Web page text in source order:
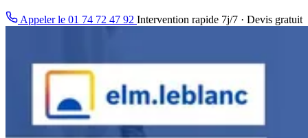
Appeler le 01 74 72 47 92 Intervention rapide 7j/7 · Devis gratuit